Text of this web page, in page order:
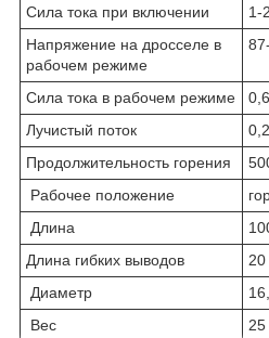
Сила тока при включении
1-
Напряжение на дросселе в
рабочем режиме
Сила тока в рабочем режиме
Лучистый поток
Продолжительность горения
Рабочее положение
Длина
Длина гибких выводов
20
Диаметр
Вес
25